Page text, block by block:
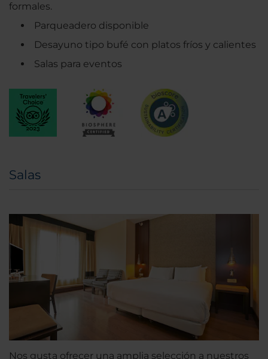
formales.
Parqueadero disponible
Desayuno tipo bufé con platos fríos y calientes
Salas para eventos
Salas
Nos gusta ofrecer una amplia selección a nuestros